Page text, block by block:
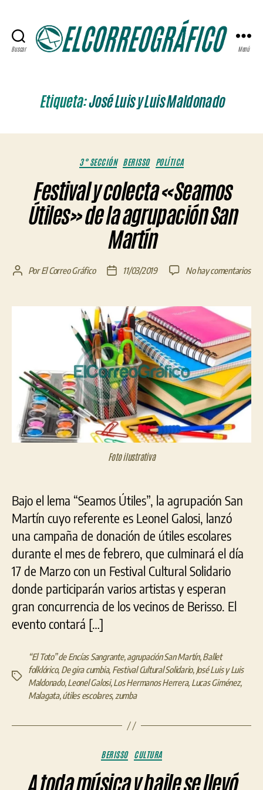
Buscar Menú
Etiqueta:José Luis y Luis Maldonado
Categorías
3° SECCIÓN BERISSO POLÍTICA
Festival y colecta «Seamos
Útiles» de la agrupación San
Martín
Autor
entrada
PorEl Correo Gráfico
Fecha
entrada
11/03/2019 No hay comentariosen
de
la
San
Foto ilustrativa
Bajo el lema “Seamos Útiles”, la agrupación San
Martín cuyo referente es Leonel Galosi, lanzó
una campaña de donación de útiles escolares
durante el mes de febrero, que culminará el día
17 de Marzo con un Festival Cultural Solidario
donde participarán varios artistas y esperan
gran concurrencia de los vecinos de Berisso. El
evento contará […]
Etiquetas
“El Toto” de Encías Sangrante,agrupación San Martín,Ballet
folklórico, De gira cumbia, Festival Cultural Solidario, José Luis y Luis
Maldonado,Leonel Galosi,Los Hermanos Herrera, Lucas Giménez,
Malagata,útiles escolares, zumba
Categorías
BERISSO CULTURA